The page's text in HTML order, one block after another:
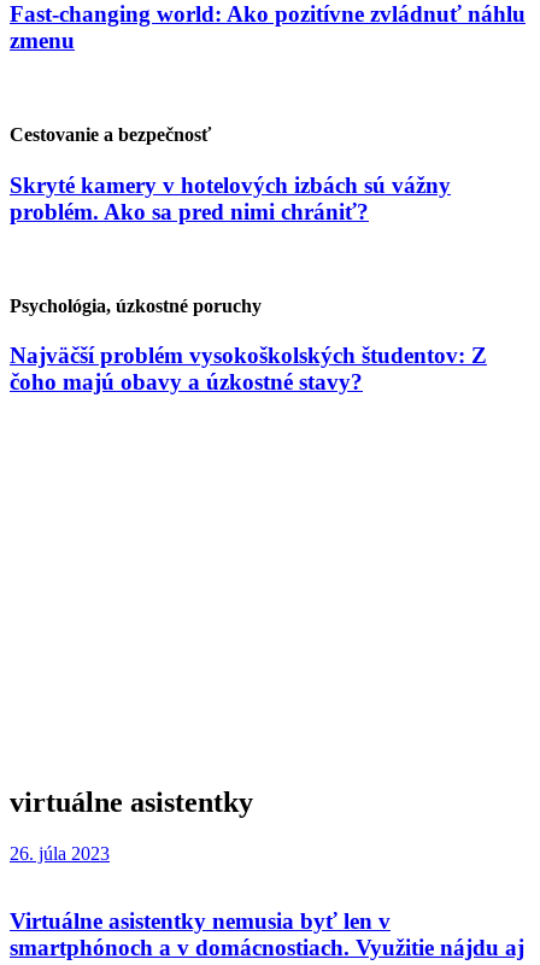
Fast-changing world: Ako pozitívne zvládnuť náhlu
zmenu
Cestovanie a bezpečnosť
Skryté kamery v hotelových izbách sú vážny
problém. Ako sa pred nimi chrániť?
Psychológia, úzkostné poruchy
Najväčší problém vysokoškolských študentov: Z
čoho majú obavy a úzkostné stavy?
virtuálne asistentky
26. júla 2023
Virtuálne asistentky nemusia byť len v
smartphónoch a v domácnostiach. Využitie nájdu aj